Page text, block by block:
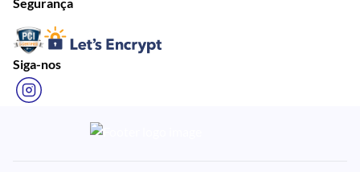
Siga-nos